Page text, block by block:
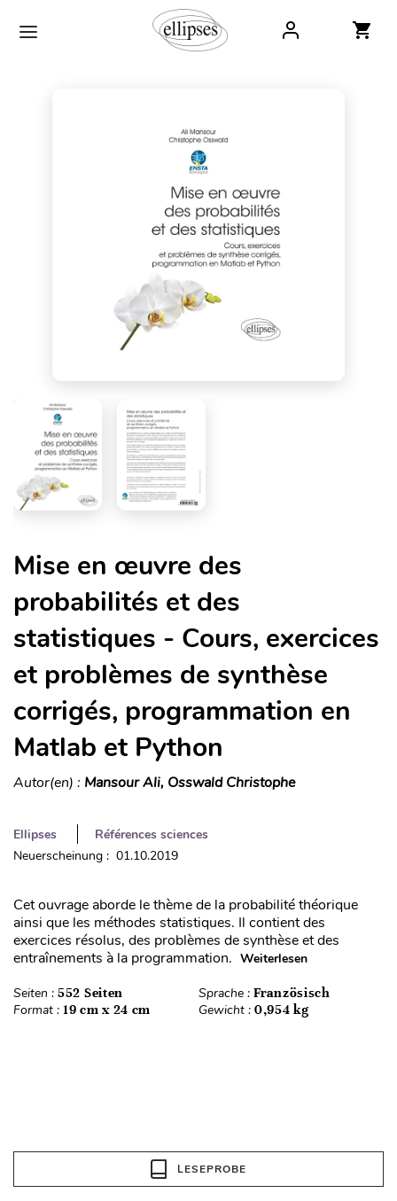
Mise en œuvre des
probabilités et des
statistiques - Cours, exercices
et problèmes de synthèse
corrigés, programmation en
Matlab et Python
Autor(en) : Mansour Ali, Osswald Christophe
Ellipses
Références sciences
Neuerscheinung : 01.10.2019
Cet ouvrage aborde le thème de la probabilité théorique
ainsi que les méthodes statistiques. Il contient des
exercices résolus, des problèmes de synthèse et des
entraînements à la programmation. Weiterlesen
Seiten : 552 Seiten Sprache : Französisch
Format : 19 cm x 24 cm Gewicht : 0,954 kg
LESEPROBE